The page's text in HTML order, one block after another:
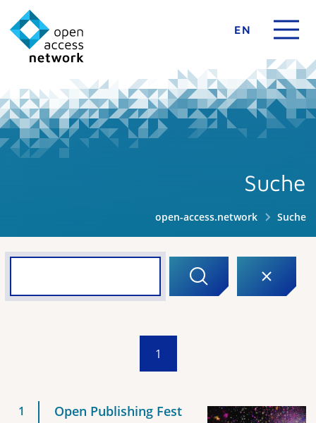
EN
Suche
open-access.network Suche
1
Open Publishing Fest